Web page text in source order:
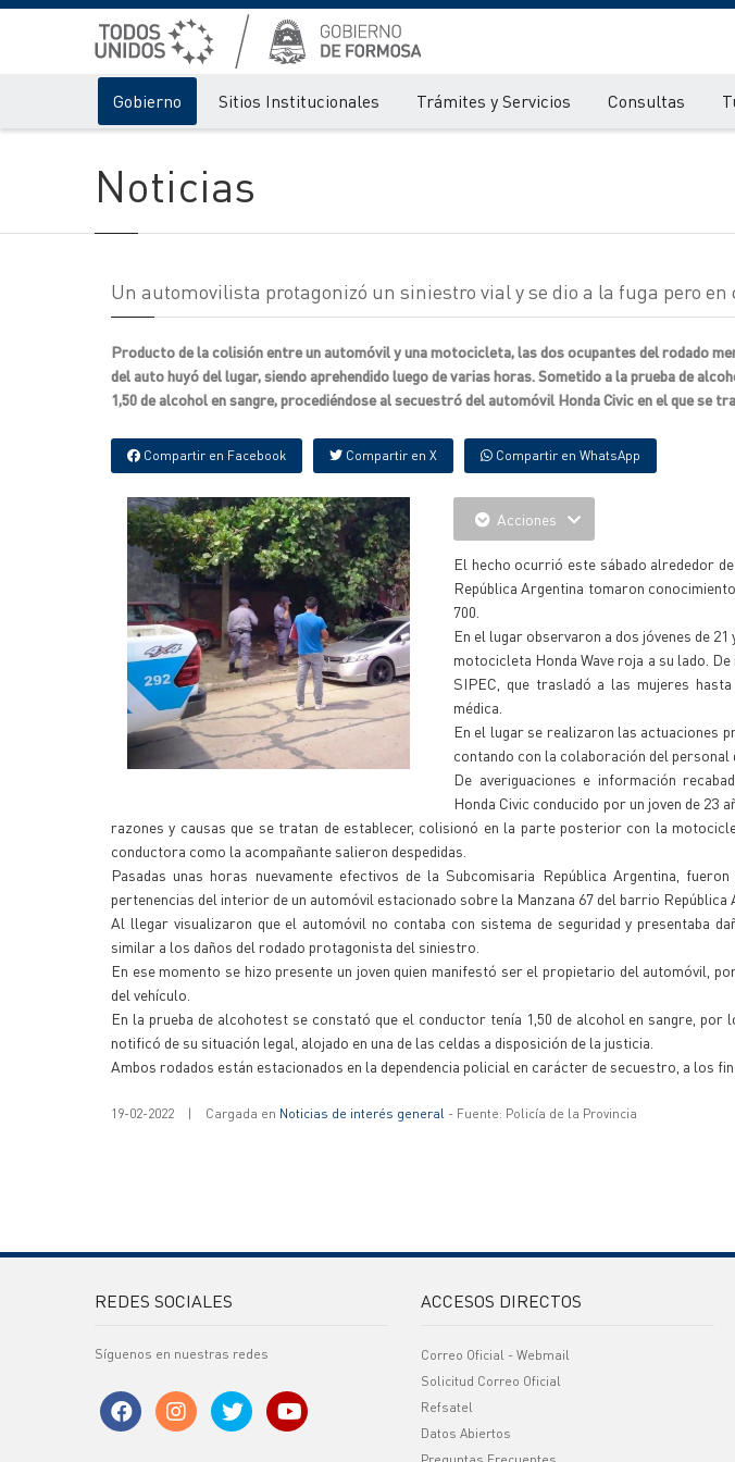
Gobierno Sitios Institucionales Trámites y Servicios Consultas
Noticias
Un automovilista protagonizó un siniestro vial y se dio a la fuga pero
Producto de la colisión entre un automóvil y una motocicleta, las dos ocupantes del rodado
del auto huyó del lugar, siendo aprehendido luego de varias horas. Sometido a la prueba de
1,50 de alcohol en sangre, procediéndose al secuestró del automóvil Honda Civic en el que se
Compartir en Facebook Compartir en X Compartir en WhatsApp
Acciones
El hecho ocurrió este sábado alrededor
República Argentina tomaron
700.
En el lugar observaron a dos jóvenes de
motocicleta Honda Wave roja a su lado.
SIPEC, que trasladó a las mujeres
médica.
En el lugar se realizaron las actuaciones
contando con la colaboración del personal
De averiguaciones e información
Honda Civic conducido por un joven de 23
razones y causas que se tratan de establecer, colisionó en la parte posterior con la
conductora como la acompañante salieron despedidas.
Pasadas unas horas nuevamente efectivos de la Subcomisaria República Argentina,
pertenencias del interior de un automóvil estacionado sobre la Manzana 67 del barrio República
Al llegar visualizaron que el automóvil no contaba con sistema de seguridad y presentaba
similar a los daños del rodado protagonista del siniestro.
En ese momento se hizo presente un joven quien manifestó ser el propietario del automóvil,
del vehículo.
En la prueba de alcohotest se constató que el conductor tenía 1,50 de alcohol en sangre,
notificó de su situación legal, alojado en una de las celdas a disposición de la justicia.
Ambos rodados están estacionados en la dependencia policial en carácter de secuestro, a los
19-02-2022 | Cargada en Noticias de interés general - Fuente: Policía de la Provincia
REDES SOCIALES
Síguenos en nuestras redes
ACCESOS DIRECTOS
Correo Oficial - Webmail
Solicitud Correo Oficial
Refsatel
Datos Abiertos